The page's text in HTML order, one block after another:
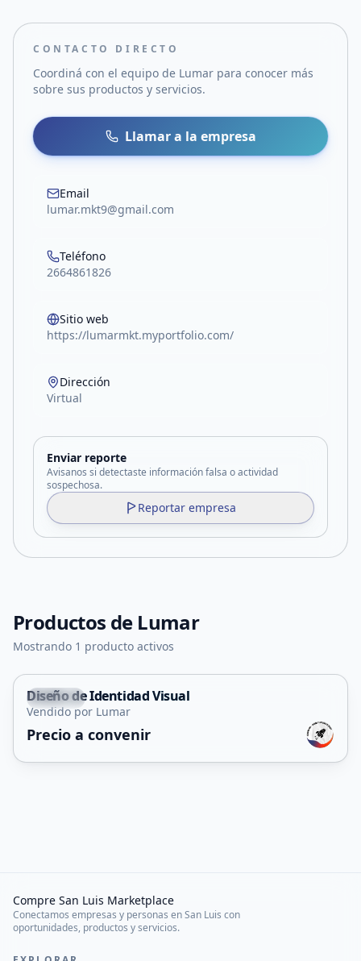
CONTACTO DIRECTO
Coordiná con el equipo de Lumar para conocer más
sobre sus productos y servicios.
Llamar a la empresa
Email
lumar.mkt9@gmail.com
Teléfono
2664861826
Sitio web
https://lumarmkt.myportfolio.com/
Dirección
Virtual
Enviar reporte
Avisanos si detectaste información falsa o actividad
sospechosa.
Reportar empresa
Productos de Lumar
Mostrando 1 producto activos
Merlo
Servicio
Diseño de Identidad Visual
Vendido por Lumar
Precio a convenir
Compre San Luis Marketplace
Conectamos empresas y personas en San Luis con
oportunidades, productos y servicios.